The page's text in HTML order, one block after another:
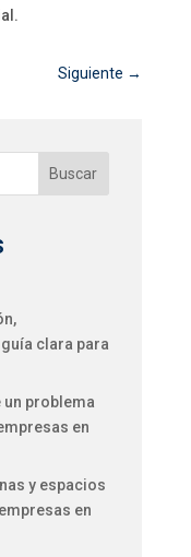
Siguiente →
Buscar
clara para
un problema
en
y espacios
en